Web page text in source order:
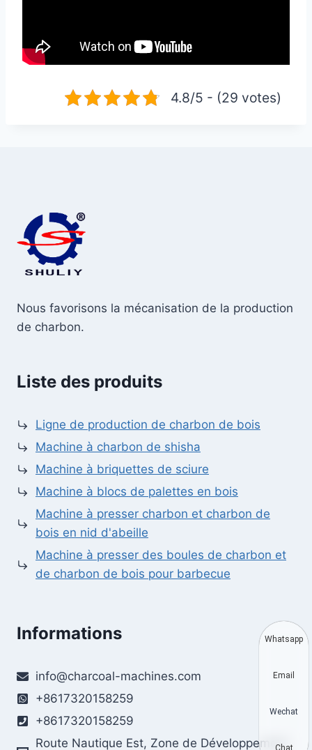
4.8/5 - (29 votes)
Nous favorisons la mécanisation de la production
de charbon.
Liste des produits
Ligne de production de charbon de bois
Machine à charbon de shisha
Machine à briquettes de sciure
Machine à blocs de palettes en bois
Machine à presser charbon et charbon de
bois en nid d'abeille
Machine à presser des boules de charbon et
de charbon de bois pour barbecue
Informations
info@charcoal-machines.com
+8617320158259
+8617320158259
Route Nautique Est, Zone de Développement
Whatsapp
Email
Wechat
Chat